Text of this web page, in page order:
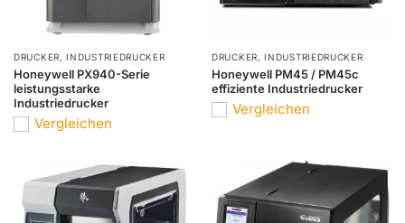
DRUCKER,INDUSTRIEDRUCKER
Honeywell PX940-Serie
leistungsstarke
Industriedrucker
Vergleichen
DRUCKER,INDUSTRIEDRUCKER
Honeywell PM45 / PM45c
effiziente Industriedrucker
Vergleichen